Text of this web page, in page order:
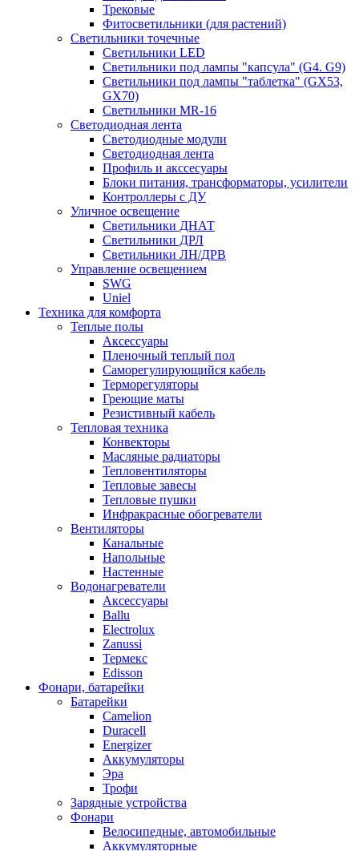
Трековые
Фитосветильники (для растений)
Светильники точечные
Светильники LED
Светильники под лампы "капсула" (G4. G9)
Светильники под лампы "таблетка" (GX53,
GX70)
Светильники MR-16
Светодиодная лента
Светодиодные модули
Светодиодная лента
Профиль и акссесуары
Блоки питания, трансформаторы, усилители
Контроллеры с ДУ
Уличное освещение
Светильники ДНАТ
Светильники ДРЛ
Светильники ЛН/ДРВ
Управление освещением
SWG
Uniel
Техника для комфорта
Теплые полы
Аксессуары
Пленочный теплый пол
Саморегулирующийся кабель
Терморегуляторы
Греющие маты
Резистивный кабель
Тепловая техника
Конвекторы
Масляные радиаторы
Тепловентиляторы
Тепловые завесы
Тепловые пушки
Инфракрасные обогреватели
Вентиляторы
Канальные
Напольные
Настенные
Водонагреватели
Аксессуары
Ballu
Electrolux
Zanussi
Термекс
Edisson
Фонари, батарейки
Батарейки
Camelion
Duracell
Energizer
Аккумуляторы
Эра
Трофи
Зарядные устройства
Фонари
Велосипедные, автомобильные
Аккумуляторные